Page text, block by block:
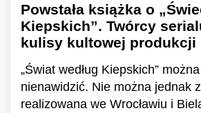
Powstała książka o
Kiepskich”. Twórcy
kulisy kultowej produkcji
„Świat według Kiepskich”
nienawidzić. Nie można jednak
realizowana we Wrocławiu i